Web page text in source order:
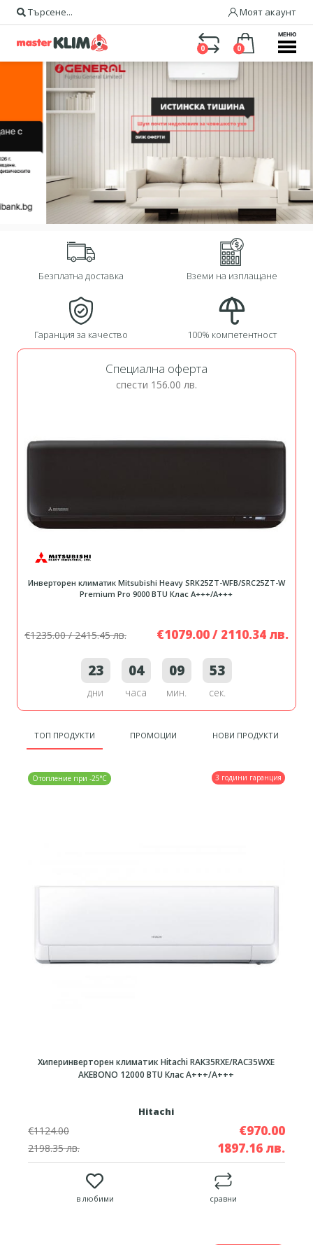
Търсене... Моят акаунт
0 0
МЕНЮ
Безплатна доставка Вземи на изплащане
Гаранция за качество 100% компетентност
Специална оферта
спести 156.00 лв.
Инверторен климатик Mitsubishi Heavy SRK25ZT-WFB/SRC25ZT-W
Premium Pro 9000 BTU Клас A+++/A+++
€1235.00 / 2415.45 лв. €1079.00 / 2110.34 лв.
23
дни
04
часа
09
мин.
52
сек.
ТОП ПРОДУКТИ ПРОМОЦИИ НОВИ ПРОДУКТИ
3 години гаранция
Отопление при -25°C
Хиперинверторен климатик Hitachi RAK35RXE/RAC35WXE
AKEBONO 12000 BTU Клас A+++/А+++
Hitachi
€1124.00 €970.00
2198.35 лв. 1897.16 лв.
в любими сравни